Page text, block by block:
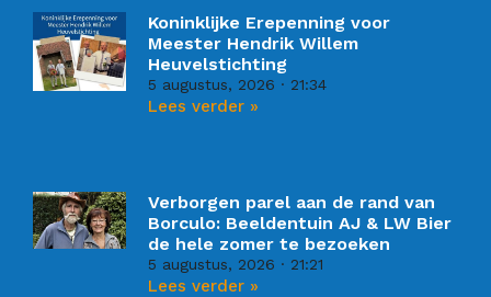
Koninklijke Erepenning voor
Meester Hendrik Willem
Heuvelstichting
5 augustus, 2026 21:34
Lees verder »
Verborgen parel aan de rand van
Borculo: Beeldentuin AJ & LW Bier
de hele zomer te bezoeken
5 augustus, 2026 21:21
Lees verder »